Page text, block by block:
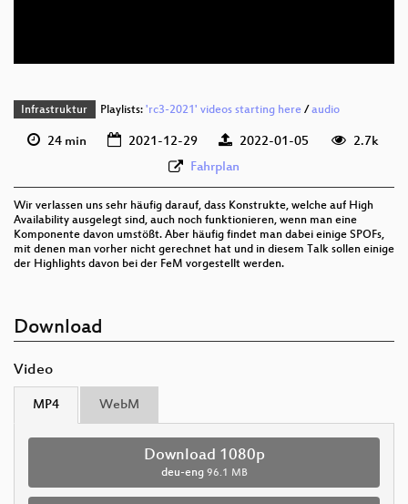
deu (todo)
Infrastruktur Playlists: 'rc3-2021' videos starting here/ audio
24 min 2021-12-29 2022-01-05
2.7k
Fahrplan
Wir verlassen uns sehr häufig darauf, dass Konstrukte, welche auf High
Availability ausgelegt sind, auch noch funktionieren, wenn man eine
Komponente davon umstößt. Aber häufig findet man dabei einige SPOFs,
mit denen man vorher nicht gerechnet hat und in diesem Talk sollen einige
der Highlights davon bei der FeM vorgestellt werden.
Download
Video
MP4 WebM
Download 1080p
deu-eng 96.1 MB